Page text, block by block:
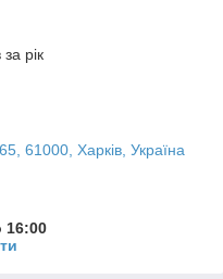
рік
61000, Харків, Україна
16:00